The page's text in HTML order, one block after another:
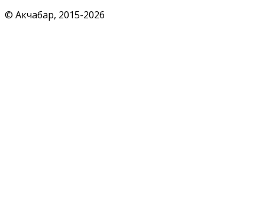
© Акчабар, 2015-2026